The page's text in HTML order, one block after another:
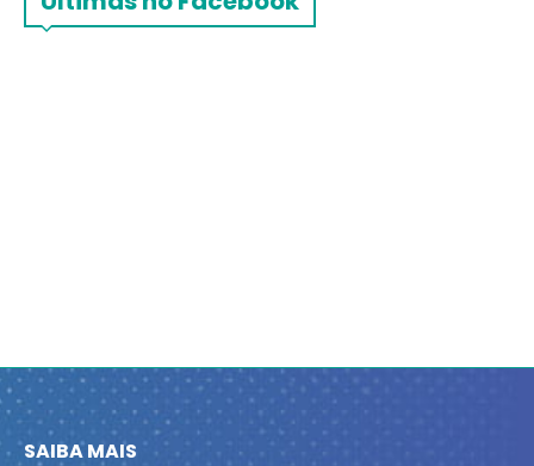
SAIBA MAIS